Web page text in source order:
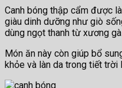
Canh bóng thập cẩm được
giàu dinh dưỡng như giò
dùng ngọt thanh từ xương
Món ăn này còn giúp bổ
khỏe và làn da trong tiết trời